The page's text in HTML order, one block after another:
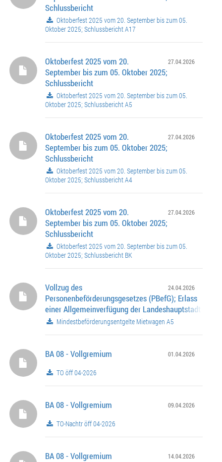
Schlussbericht
Oktoberfest 2025 vom 20. September bis zum 05.
Oktober 2025; Schlussbericht A17
27.04.2026
Oktoberfest 2025 vom 20.
September bis zum 05. Oktober 2025;
Schlussbericht
Oktoberfest 2025 vom 20. September bis zum 05.
Oktober 2025; Schlussbericht A5
27.04.2026
Oktoberfest 2025 vom 20.
September bis zum 05. Oktober 2025;
Schlussbericht
Oktoberfest 2025 vom 20. September bis zum 05.
Oktober 2025; Schlussbericht A4
27.04.2026
Oktoberfest 2025 vom 20.
September bis zum 05. Oktober 2025;
Schlussbericht
Oktoberfest 2025 vom 20. September bis zum 05.
Oktober 2025; Schlussbericht BK
24.04.2026
Vollzug des
Personenbeförderungsgesetzes (PBefG); Erlass
einer Allgemeinverfügung der Landeshauptstadt
die Festsetzung von Mindestbeförderungsentgelten
Mindestbeförderungsentgelte Mietwagen A5
01.04.2026
BA 08 - Vollgremium
TO öff 04-2026
09.04.2026
BA 08 - Vollgremium
TO-Nachtr öff 04-2026
14.04.2026
BA 08 - Vollgremium